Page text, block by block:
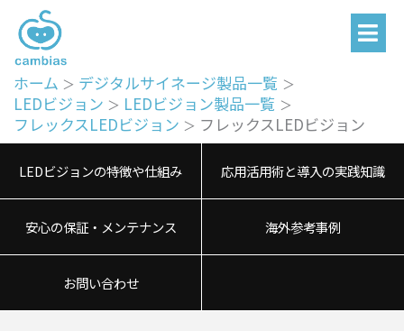
ッ
メ
ニ
ュ
ホーム
デジタルサイネージ製品一覧
LEDビジョン
LEDビジョン製品一覧
フレックスLEDビジョン
フレックスLEDビジョン
LEDビジョンの特徴や仕組み 応用活用術と導入の実践知識
安心の保証・メンテナンス 海外参考事例
お問い合わせ